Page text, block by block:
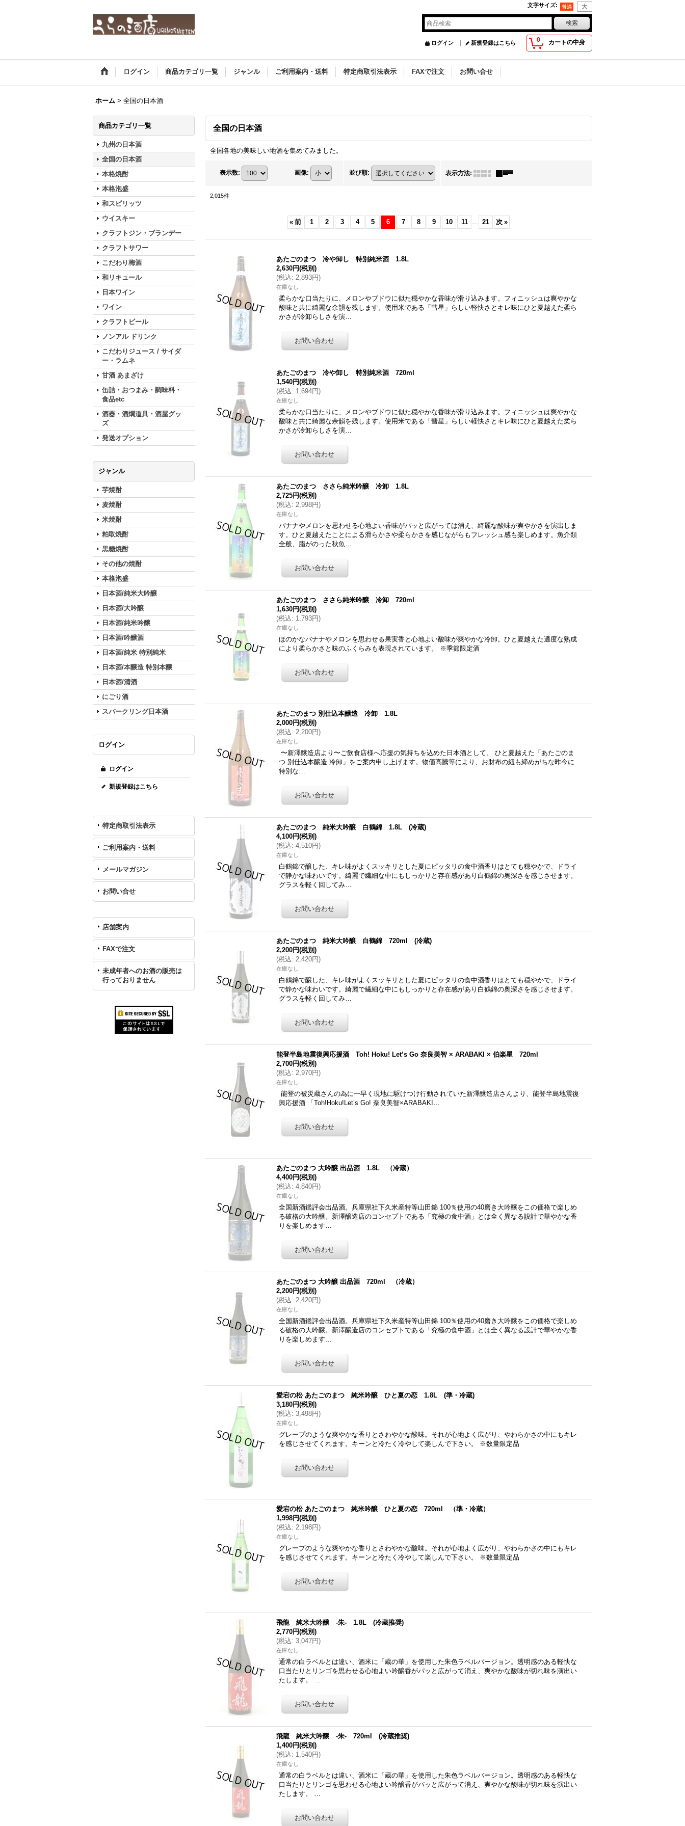
文字サイズ:
0 カートの中身
ログイン 新規登録はこちら
ログイン 商品カテゴリ一覧 ジャンル ご利用案内・送料 特定商取引法表示 FAXで注文 お問い合せ
ホーム > 全国の日本酒
商品カテゴリ一覧
九州の日本酒
全国の日本酒
本格焼酎
本格泡盛
和スピリッツ
ウイスキー
クラフトジン・ブランデー
クラフトサワー
こだわり梅酒
和リキュール
日本ワイン
ワイン
クラフトビール
ノンアル ドリンク
こだわりジュース / サイダ
ー・ラムネ
甘酒 あまざけ
缶詰・おつまみ・調味料・
食品etc
酒器・酒燗道具・酒屋グッ
ズ
発送オプション
ジャンル
芋焼酎
麦焼酎
米焼酎
粕取焼酎
黒糖焼酎
その他の焼酎
本格泡盛
日本酒/純米大吟醸
日本酒/大吟醸
日本酒/純米吟醸
日本酒/吟醸酒
日本酒/純米 特別純米
日本酒/本醸造 特別本醸
日本酒/清酒
にごり酒
スパークリング日本酒
ログイン
ログイン
新規登録はこちら
特定商取引法表示
ご利用案内・送料
メールマガジン
お問い合せ
店舗案内
FAXで注文
未成年者へのお酒の販売は
行っておりません
全国の日本酒
全国各地の美味しい地酒を集めてみました。
表示数: 画像: 並び順: 表示方法:
2,015件
« 前 1 2 3 4 5 6 7 8 9 10 11 ... 21 次 »
あたごのまつ 冷や卸し 特別純米酒 1.8L
2,630円(税別)
(税込: 2,893円)
在庫なし
柔らかな口当たりに、メロンやブドウに似た穏やかな香味が滑り込みます。フィニッシュは爽やかな
酸味と共に綺麗な余韻を残します。使用米である「彗星」らしい軽快さとキレ味にひと夏越えた柔ら
かさが冷卸らしさを演…
あたごのまつ 冷や卸し 特別純米酒 720ml
1,540円(税別)
(税込: 1,694円)
在庫なし
柔らかな口当たりに、メロンやブドウに似た穏やかな香味が滑り込みます。フィニッシュは爽やかな
酸味と共に綺麗な余韻を残します。使用米である「彗星」らしい軽快さとキレ味にひと夏越えた柔ら
かさが冷卸らしさを演…
あたごのまつ ささら純米吟醸 冷卸 1.8L
2,725円(税別)
(税込: 2,998円)
在庫なし
バナナやメロンを思わせる心地よい香味がパッと広がっては消え、綺麗な酸味が爽やかさを演出しま
す。ひと夏越えたことによる滑らかさや柔らかさを感じながらもフレッシュ感も楽しめます。魚介類
全般、脂がのった秋魚…
あたごのまつ ささら純米吟醸 冷卸 720ml
1,630円(税別)
(税込: 1,793円)
在庫なし
ほのかなバナナやメロンを思わせる果実香と心地よい酸味が爽やかな冷卸。ひと夏越えた適度な熟成
により柔らかさと味のふくらみも表現されています。 ※季節限定酒
あたごのまつ 別仕込本醸造 冷卸 1.8L
2,000円(税別)
(税込: 2,200円)
在庫なし
〜新澤醸造店より〜ご飲食店様へ応援の気持ちを込めた日本酒として、 ひと夏越えた「あたごのま
つ 別仕込本醸造 冷卸」をご案内申し上げます。物価高騰等により、お財布の紐も締めがちな昨今に
特別な…
あたごのまつ 純米大吟醸 白鶴錦 1.8L (冷蔵)
4,100円(税別)
(税込: 4,510円)
在庫なし
白鶴錦で醸した、キレ味がよくスッキリとした夏にピッタリの食中酒香りはとても穏やかで、ドライ
で静かな味わいです。綺麗で繊細な中にもしっかりと存在感があり白鶴錦の奥深さを感じさせます。
グラスを軽く回してみ…
あたごのまつ 純米大吟醸 白鶴錦 720ml (冷蔵)
2,200円(税別)
(税込: 2,420円)
在庫なし
白鶴錦で醸した、キレ味がよくスッキリとした夏にピッタリの食中酒香りはとても穏やかで、ドライ
で静かな味わいです。綺麗で繊細な中にもしっかりと存在感があり白鶴錦の奥深さを感じさせます。
グラスを軽く回してみ…
能登半島地震復興応援酒 Toh! Hoku! Let’s Go 奈良美智 × ARABAKI × 伯楽星 720ml
2,700円(税別)
(税込: 2,970円)
在庫なし
能登の被災蔵さんの為に一早く現地に駆けつけ行動されていた新澤醸造店さんより、能登半島地震復
興応援酒 「Toh!Hoku!Let’s Go! 奈良美智×ARABAKI…
あたごのまつ 大吟醸 出品酒 1.8L （冷蔵）
4,400円(税別)
(税込: 4,840円)
在庫なし
全国新酒鑑評会出品酒。兵庫県社下久米産特等山田錦 100％使用の40磨き大吟醸をこの価格で楽しめ
る破格の大吟醸。新澤醸造店のコンセプトである「究極の食中酒」とは全く異なる設計で華やかな香
りを楽しめます…
あたごのまつ 大吟醸 出品酒 720ml （冷蔵）
2,200円(税別)
(税込: 2,420円)
在庫なし
全国新酒鑑評会出品酒。兵庫県社下久米産特等山田錦 100％使用の40磨き大吟醸をこの価格で楽しめ
る破格の大吟醸。新澤醸造店のコンセプトである「究極の食中酒」とは全く異なる設計で華やかな香
りを楽しめます…
愛宕の松 あたごのまつ 純米吟醸 ひと夏の恋 1.8L (準・冷蔵)
3,180円(税別)
(税込: 3,498円)
在庫なし
グレープのような爽やかな香りとさわやかな酸味。それが心地よく広がり、やわらかさの中にもキレ
を感じさせてくれます。キーンと冷たく冷やして楽しんで下さい。 ※数量限定品
愛宕の松 あたごのまつ 純米吟醸 ひと夏の恋 720ml （準・冷蔵）
1,998円(税別)
(税込: 2,198円)
在庫なし
グレープのような爽やかな香りとさわやかな酸味。それが心地よく広がり、やわらかさの中にもキレ
を感じさせてくれます。キーンと冷たく冷やして楽しんで下さい。 ※数量限定品
飛龍 純米大吟醸 -朱- 1.8L (冷蔵推奨)
2,770円(税別)
(税込: 3,047円)
在庫なし
通常の白ラベルとは違い、酒米に「蔵の華」を使用した朱色ラベルバージョン。透明感のある軽快な
口当たりとリンゴを思わせる心地よい吟醸香がパッと広がって消え、爽やかな酸味が切れ味を演出い
たします。 …
飛龍 純米大吟醸 -朱- 720ml (冷蔵推奨)
1,400円(税別)
(税込: 1,540円)
在庫なし
通常の白ラベルとは違い、酒米に「蔵の華」を使用した朱色ラベルバージョン。透明感のある軽快な
口当たりとリンゴを思わせる心地よい吟醸香がパッと広がって消え、爽やかな酸味が切れ味を演出い
たします。 …